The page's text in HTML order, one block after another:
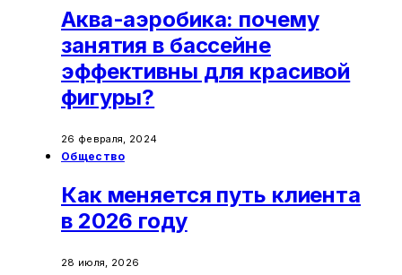
Аква-аэробика: почему
занятия в бассейне
эффективны для красивой
фигуры?
26 февраля, 2024
Общество
Как меняется путь клиента
в 2026 году
28 июля, 2026